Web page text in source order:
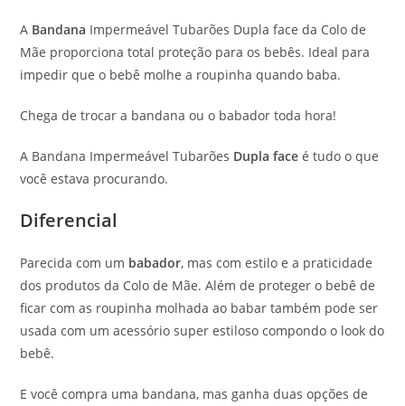
A Bandana Impermeável Tubarões Dupla face da Colo de
Mãe proporciona total proteção para os bebês. Ideal para
impedir que o bebê molhe a roupinha quando baba.
Chega de trocar a bandana ou o babador toda hora!
A Bandana Impermeável Tubarões Dupla face é tudo o que
você estava procurando.
Diferencial
Parecida com um babador, mas com estilo e a praticidade
dos produtos da Colo de Mãe. Além de proteger o bebê de
ficar com as roupinha molhada ao babar também pode ser
usada com um acessório super estiloso compondo o look do
bebê.
E você compra uma bandana, mas ganha duas opções de